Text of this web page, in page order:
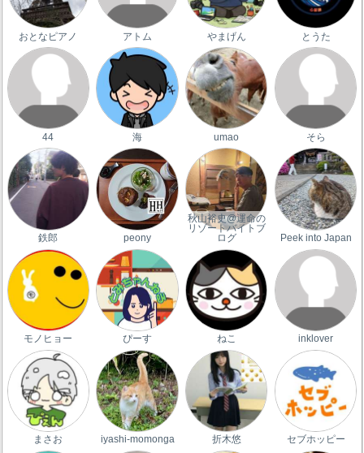
おとなピアノ アトム やまげん とうた
44 海 umao そら
鉄郎 peony
秋山裕史@運命の
リゾートバイトブ
ログ
Peek into Japan
モノヒョー ぴーす ねこ inklover
まさお iyashi-momonga 折木悠 セブホッピー